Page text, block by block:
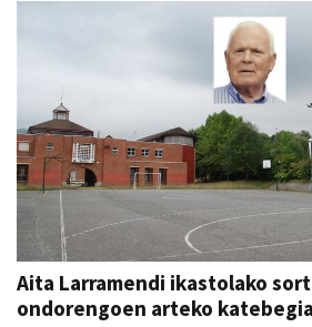
Aita Larramendi ikastolako
ondorengoen arteko katebegia